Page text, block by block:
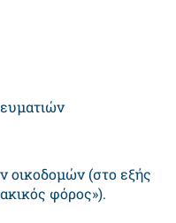
οικοδομών (στο εξής
φόρος»).